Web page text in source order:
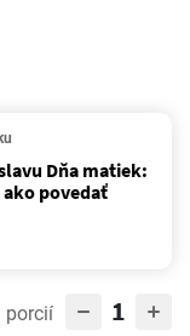
Dňa matiek:
ako povedať
porcií 1